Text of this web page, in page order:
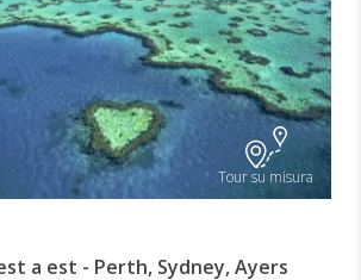
Tour su misura
a est - Perth, Sydney, Ayers